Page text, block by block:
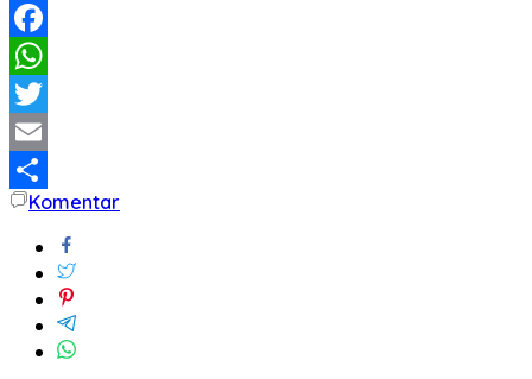
Facebook
WhatsApp
Twitter
Email
Share
Komentar